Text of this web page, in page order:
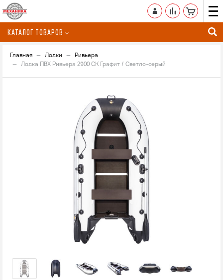
КАТАЛОГ ТОВАРОВ
Главная Лодки
Ривьера
Лодка ПВХ Ривьера 2900 СК Графит / Светло-серый